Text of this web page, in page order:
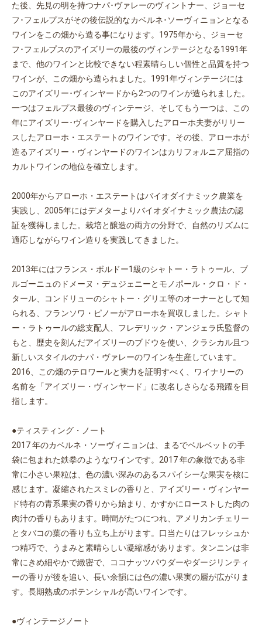
た後、先見の明を持つナパ･ヴァレーのヴィントナー、ジョーセ
フ･フェルプスがその後伝説的なカベルネ･ソーヴィニョンとなる
ワインをこの畑から造る事になります。1975年から、ジョーセ
フ･フェルプスのアイズリーの最後のヴィンテージとなる1991年
まで、他のワインと比較できない程素晴らしい個性と品質を持つ
ワインが、この畑から造られました。1991年ヴィンテージには
このアイズリー･ヴィンヤードから2つのワインが造られました。
一つはフェルプス最後のヴィンテージ、そしてもう一つは、この
年にアイズリー･ヴィンヤードを購入したアローホ夫妻がリリー
スしたアローホ・エステートのワインです。その後、アローホが
造るアイズリー・ヴィンヤードのワインはカリフォルニア屈指の
カルトワインの地位を確立します。
2000年からアローホ・エステートはバイオダイナミック農業を
実践し、2005年にはデメターよりバイオダイナミック農法の認
証を獲得しました。栽培と醸造の両方の分野で、自然のリズムに
適応しながらワイン造りを実践してきました。
2013年にはフランス・ボルドー1級のシャトー・ラトゥール、ブ
ルゴーニュのドメーヌ・デュジェニーとモノポール・クロ・ド・
タール、コンドリューのシャトー・グリエ等のオーナーとして知
られる、フランソワ・ピノーがアローホを買収しました。シャト
ー・ラトゥールの総支配人、フレデリック・アンジェラ氏監督の
もと、歴史を刻んだアイズリーのブドウを使い、クラシカル且つ
新しいスタイルのナパ・ヴァレーのワインを生産しています。
2016、この畑のテロワールと実力を証明すべく、ワイナリーの
名前を「アイズリー・ヴィンヤード」に改名しさらなる飛躍を目
指します。
●ティスティング・ノート
2017 年のカベルネ・ソーヴィニョンは、まるでベルベットの手
袋に包まれた鉄拳のようなワインです。2017 年の象徴である非
常に小さい果粒は、色の濃い深みのあるスパイシーな果実を核に
感じます。凝縮されたスミレの香りと、アイズリー・ヴィンヤー
ド特有の青系果実の香りから始まり、かすかにローストした肉の
肉汁の香りもあります。時間がたつにつれ、アメリカンチェリー
とタバコの葉の香りも立ち上がります。口当たりはフレッシュか
つ精巧で、うまみと素晴らしい凝縮感があります。タンニンは非
常にきめ細やかで緻密で、ココナッツパウダーやダージリンティ
ーの香りが後を追い、長い余韻には色の濃い果実の層が広がりま
す。長期熟成のポテンシャルが高いワインです。
●ヴィンテージノート